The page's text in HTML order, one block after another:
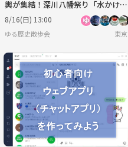
輿が集結！深川八幡祭り「水かけ祭
り」を見に行こう
8/16(日) 13:00
ゆる歴史散歩会 東京